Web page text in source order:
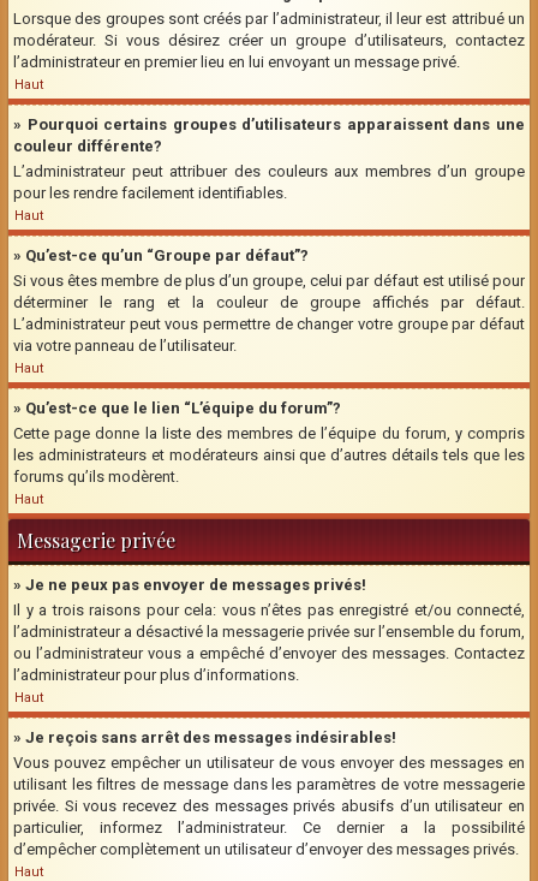
Lorsque des groupes sont créés par l’administrateur, il leur est attribué un
modérateur. Si vous désirez créer un groupe d’utilisateurs, contactez
l’administrateur en premier lieu en lui envoyant un message privé.
Haut
» Pourquoi certains groupes d’utilisateurs apparaissent dans une
couleur différente?
L’administrateur peut attribuer des couleurs aux membres d’un groupe
pour les rendre facilement identifiables.
Haut
» Qu’est-ce qu’un “Groupe par défaut”?
Si vous êtes membre de plus d’un groupe, celui par défaut est utilisé pour
déterminer le rang et la couleur de groupe affichés par défaut.
L’administrateur peut vous permettre de changer votre groupe par défaut
via votre panneau de l’utilisateur.
Haut
» Qu’est-ce que le lien “L’équipe du forum”?
Cette page donne la liste des membres de l’équipe du forum, y compris
les administrateurs et modérateurs ainsi que d’autres détails tels que les
forums qu’ils modèrent.
Haut
Messagerie privée
» Je ne peux pas envoyer de messages privés!
Il y a trois raisons pour cela: vous n’êtes pas enregistré et/ou connecté,
l’administrateur a désactivé la messagerie privée sur l’ensemble du forum,
ou l’administrateur vous a empêché d’envoyer des messages. Contactez
l’administrateur pour plus d’informations.
Haut
» Je reçois sans arrêt des messages indésirables!
Vous pouvez empêcher un utilisateur de vous envoyer des messages en
utilisant les filtres de message dans les paramètres de votre messagerie
privée. Si vous recevez des messages privés abusifs d’un utilisateur en
particulier, informez l’administrateur. Ce dernier a la possibilité
d’empêcher complètement un utilisateur d’envoyer des messages privés.
Haut